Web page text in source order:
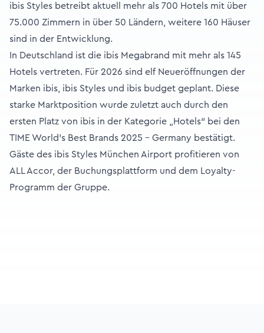
ibis Styles betreibt aktuell mehr als 700 Hotels mit über
75.000 Zimmern in über 50 Ländern, weitere 160 Häuser
sind in der Entwicklung.
In Deutschland ist die ibis Megabrand mit mehr als 145
Hotels vertreten. Für 2026 sind elf Neueröffnungen der
Marken ibis, ibis Styles und ibis budget geplant. Diese
starke Marktposition wurde zuletzt auch durch den
ersten Platz von ibis in der Kategorie „Hotels“ bei den
TIME World’s Best Brands 2025 – Germany bestätigt.
Gäste des ibis Styles München Airport profitieren von
ALL Accor, der Buchungsplattform und dem Loyalty-
Programm der Gruppe.